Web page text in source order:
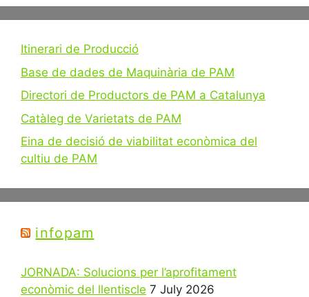
Itinerari de Producció
Base de dades de Maquinària de PAM
Directori de Productors de PAM a Catalunya
Catàleg de Varietats de PAM
Eina de decisió de viabilitat econòmica del
cultiu de PAM
infopam
JORNADA: Solucions per l’aprofitament
econòmic del llentiscle 7 July 2026